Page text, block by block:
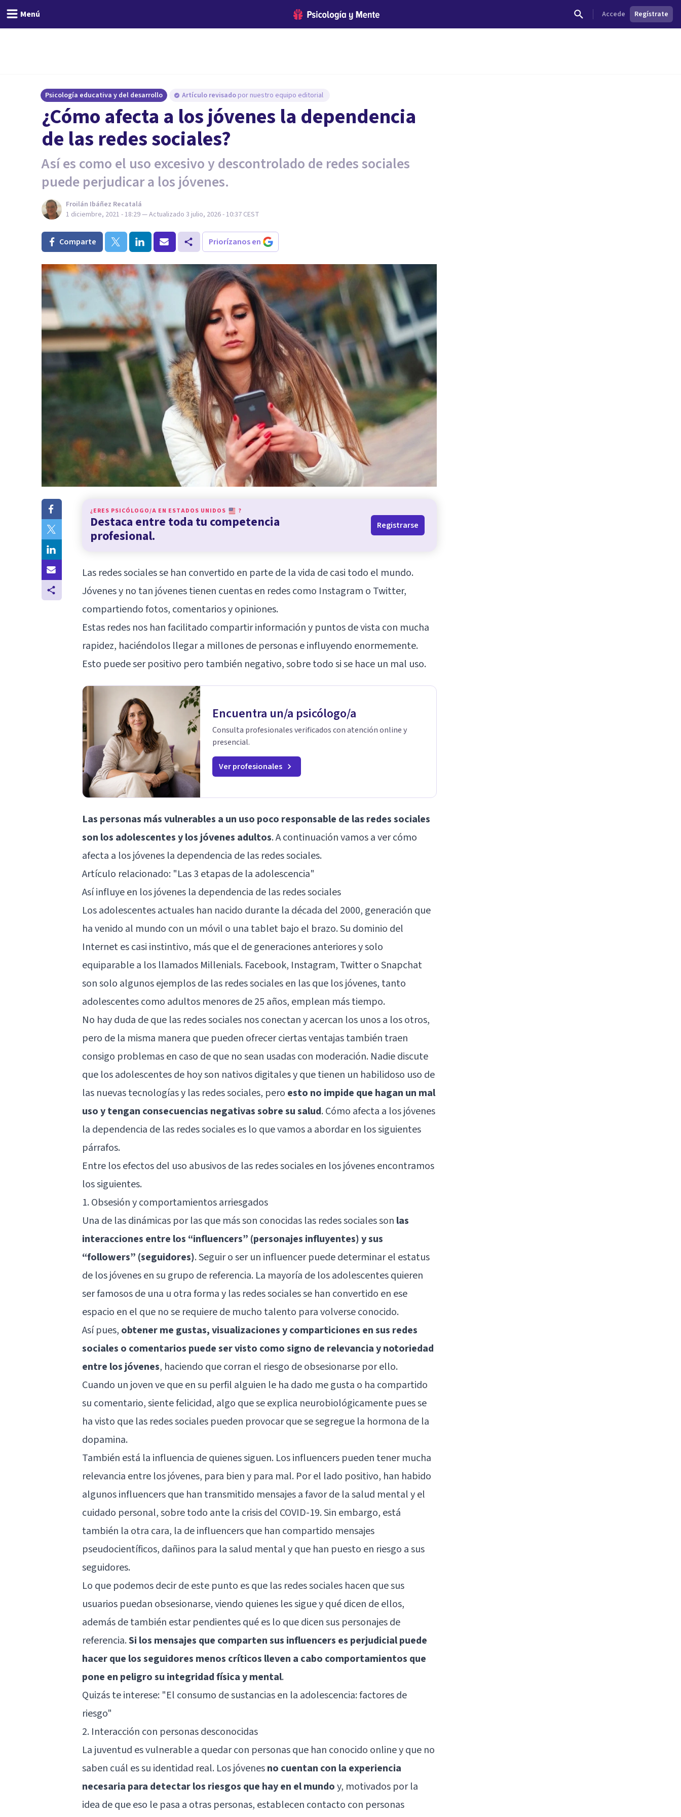
Menú Accede Regístrate
Psicología educativa y del desarrollo Artículo revisado por nuestro equipo editorial
¿Cómo afecta a los jóvenes la dependencia
de las redes sociales?
Así es como el uso excesivo y descontrolado de redes sociales
puede perjudicar a los jóvenes.
Froilán Ibáñez Recatalá
1 diciembre, 2021 - 18:29— Actualizado 3 julio, 2026 - 10:37 CEST
Comparte Priorízanos en
¿ERES PSICÓLOGO/A EN ESTADOS UNIDOS ?
Destaca entre toda tu competencia
profesional.
Registrarse
Las redes sociales se han convertido en parte de la vida de casi todo el mundo.
Jóvenes y no tan jóvenes tienen cuentas en redes como Instagram o Twitter,
compartiendo fotos, comentarios y opiniones.
Estas redes nos han facilitado compartir información y puntos de vista con mucha
rapidez, haciéndolos llegar a millones de personas e influyendo enormemente.
Esto puede ser positivo pero también negativo, sobre todo si se hace un mal uso.
Encuentra un/a psicólogo/a
Consulta profesionales verificados con atención online y
presencial.
Ver profesionales
Las personas más vulnerables a un uso poco responsable de las redes sociales
son los adolescentes y los jóvenes adultos. A continuación vamos a ver cómo
afecta a los jóvenes la dependencia de las redes sociales.
Artículo relacionado: "Las 3 etapas de la adolescencia"
Así influye en los jóvenes la dependencia de las redes sociales
Los adolescentes actuales han nacido durante la década del 2000, generación que
ha venido al mundo con un móvil o una tablet bajo el brazo. Su dominio del
Internet es casi instintivo, más que el de generaciones anteriores y solo
equiparable a los llamados Millenials. Facebook, Instagram, Twitter o Snapchat
son solo algunos ejemplos de las redes sociales en las que los jóvenes, tanto
adolescentes como adultos menores de 25 años, emplean más tiempo.
No hay duda de que las redes sociales nos conectan y acercan los unos a los otros,
pero de la misma manera que pueden ofrecer ciertas ventajas también traen
consigo problemas en caso de que no sean usadas con moderación. Nadie discute
que los adolescentes de hoy son nativos digitales y que tienen un habilidoso uso de
las nuevas tecnologías y las redes sociales, pero esto no impide que hagan un mal
uso y tengan consecuencias negativas sobre su salud. Cómo afecta a los jóvenes
la dependencia de las redes sociales es lo que vamos a abordar en los siguientes
párrafos.
Entre los efectos del uso abusivos de las redes sociales en los jóvenes encontramos
los siguientes.
1. Obsesión y comportamientos arriesgados
Una de las dinámicas por las que más son conocidas las redes sociales son las
interacciones entre los “influencers” (personajes influyentes) y sus
“followers” (seguidores). Seguir o ser un influencer puede determinar el estatus
de los jóvenes en su grupo de referencia. La mayoría de los adolescentes quieren
ser famosos de una u otra forma y las redes sociales se han convertido en ese
espacio en el que no se requiere de mucho talento para volverse conocido.
Así pues, obtener me gustas, visualizaciones y comparticiones en sus redes
sociales o comentarios puede ser visto como signo de relevancia y notoriedad
entre los jóvenes, haciendo que corran el riesgo de obsesionarse por ello.
Cuando un joven ve que en su perfil alguien le ha dado me gusta o ha compartido
su comentario, siente felicidad, algo que se explica neurobiológicamente pues se
ha visto que las redes sociales pueden provocar que se segregue la hormona de la
dopamina.
También está la influencia de quienes siguen. Los influencers pueden tener mucha
relevancia entre los jóvenes, para bien y para mal. Por el lado positivo, han habido
algunos influencers que han transmitido mensajes a favor de la salud mental y el
cuidado personal, sobre todo ante la crisis del COVID-19. Sin embargo, está
también la otra cara, la de influencers que han compartido mensajes
pseudocientíficos, dañinos para la salud mental y que han puesto en riesgo a sus
seguidores.
Lo que podemos decir de este punto es que las redes sociales hacen que sus
usuarios puedan obsesionarse, viendo quienes les sigue y qué dicen de ellos,
además de también estar pendientes qué es lo que dicen sus personajes de
referencia.Si los mensajes que comparten sus influencers es perjudicial puede
hacer que los seguidores menos críticos lleven a cabo comportamientos que
pone en peligro su integridad física y mental.
Quizás te interese: "El consumo de sustancias en la adolescencia: factores de
riesgo"
2. Interacción con personas desconocidas
La juventud es vulnerable a quedar con personas que han conocido online y que no
saben cuál es su identidad real. Los jóvenesno cuentan con la experiencia
necesaria para detectar los riesgos que hay en el mundoy, motivados por la
idea de que eso le pasa a otras personas, establecen contacto con personas